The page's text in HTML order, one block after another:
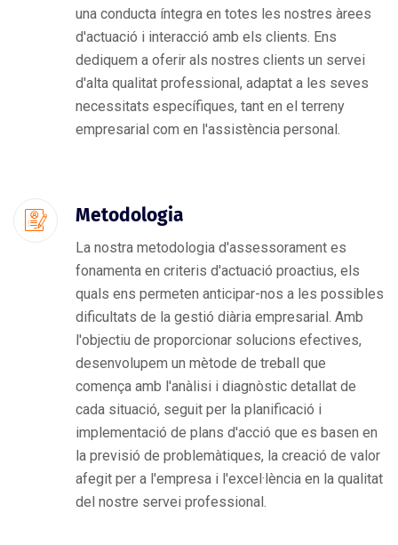
una conducta íntegra en totes les nostres àrees
d'actuació i interacció amb els clients. Ens
dediquem a oferir als nostres clients un servei
d'alta qualitat professional, adaptat a les seves
necessitats específiques, tant en el terreny
empresarial com en l'assistència personal.
Metodologia
La nostra metodologia d'assessorament es
fonamenta en criteris d'actuació proactius, els
quals ens permeten anticipar-nos a les possibles
dificultats de la gestió diària empresarial. Amb
l'objectiu de proporcionar solucions efectives,
desenvolupem un mètode de treball que
comença amb l'anàlisi i diagnòstic detallat de
cada situació, seguit per la planificació i
implementació de plans d'acció que es basen en
la previsió de problemàtiques, la creació de valor
afegit per a l'empresa i l'excel·lència en la qualitat
del nostre servei professional.